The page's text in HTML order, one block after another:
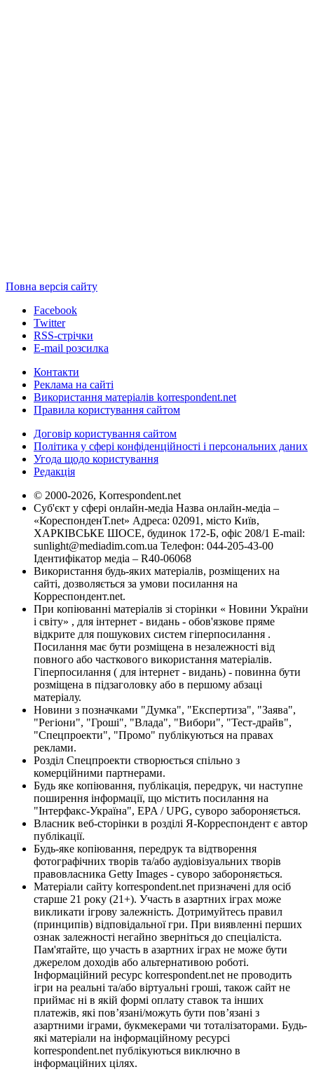
Повна версія сайту
Facebook
Twitter
RSS-стрічки
E-mail розсилка
Контакти
Реклама на сайті
Використання матеріалів korrespondent.net
Правила користування сайтом
Договір користування сайтом
Політика у сфері конфіденційності і персональних даних
Угода щодо користування
Редакція
© 2000-2026, Korrespondent.net
Суб'єкт у сфері онлайн-медіа Назва онлайн-медіа –
«КореспонденТ.net» Адреса: 02091, місто Київ,
ХАРКІВСЬКЕ ШОСЕ, будинок 172-Б, офіс 208/1 E-mail:
sunlight@mediadim.com.ua Телефон: 044-205-43-00
Ідентифікатор медіа – R40-06068
Використання будь-яких матеріалів, розміщених на
сайті, дозволяється за умови посилання на
Корреспондент.net.
При копіюванні матеріалів зі сторінки « Новини України
і світу» , для інтернет - видань - обов'язкове пряме
відкрите для пошукових систем гіперпосилання .
Посилання має бути розміщена в незалежності від
повного або часткового використання матеріалів.
Гіперпосилання ( для інтернет - видань) - повинна бути
розміщена в підзаголовку або в першому абзаці
матеріалу.
Новини з позначками "Думка", "Експертиза", "Заява",
"Регіони", "Гроші", "Влада", "Вибори", "Тест-драйв",
"Спецпроекти", "Промо" публікуються на правах
реклами.
Розділ Спецпроекти створюється спільно з
комерційними партнерами.
Будь яке копіювання, публікація, передрук, чи наступне
поширення інформації, що містить посилання на
"Інтерфакс-Україна", EPA / UPG, суворо забороняється.
Власник веб-сторінки в розділі Я-Корреспондент є автор
публікації.
Будь-яке копіювання, передрук та відтворення
фотографічних творів та/або аудіовізуальних творів
правовласника Getty Images - суворо забороняється.
Матеріали сайту korrespondent.net призначені для осіб
старше 21 року (21+). Участь в азартних іграх може
викликати ігрову залежність. Дотримуйтесь правил
(принципів) відповідальної гри. При виявленні перших
ознак залежності негайно зверніться до спеціаліста.
Пам'ятайте, що участь в азартних іграх не може бути
джерелом доходів або альтернативою роботі.
Інформаційний ресурс korrespondent.net не проводить
ігри на реальні та/або віртуальні гроші, також сайт не
приймає ні в якій формі оплату ставок та інших
платежів, які пов’язані/можуть бути пов’язані з
азартними іграми, букмекерами чи тоталізаторами. Будь-
які матеріали на інформаційному ресурсі
korrespondent.net публікуються виключно в
інформаційних цілях.